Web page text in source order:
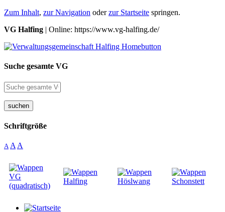
Zum Inhalt, zur Navigation oderzur Startseite springen.
VG Halfing | Online: https://www.vg-halfing.de/
Suche gesamte VG
suchen
Schriftgröße
A A A